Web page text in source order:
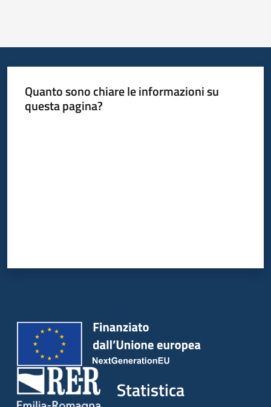
Quanto sono chiare le informazioni su
questa pagina?
Statistica